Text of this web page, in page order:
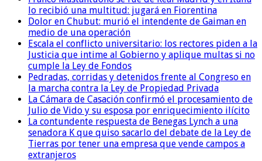
lo recibió una multitud: jugará en Fiorentina
Dolor en Chubut: murió el intendente de Gaiman en
medio de una operación
Escala el conflicto universitario: los rectores piden a la
Justicia que intime al Gobierno y aplique multas si no
cumple la Ley de Fondos
Pedradas, corridas y detenidos frente al Congreso en
la marcha contra la Ley de Propiedad Privada
La Cámara de Casación confirmó el procesamiento de
Julio de Vido y su esposa por enriquecimiento ilícito
La contundente respuesta de Benegas Lynch a una
senadora K que quiso sacarlo del debate de la Ley de
Tierras por tener una empresa que vende campos a
extranjeros